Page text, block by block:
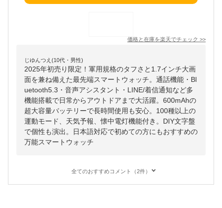
価格と在庫を楽天でチェック >>
じゆんつえ(10代・男性)
2025年初売り限定！軍用規格のタフさと1.7インチ大画
面を兼ね備えた最先端スマートウォッチ。通話機能・Bl
uetooth5.3・音声アシスタント・LINE/着信通知など多
機能搭載で日常からアウトドアまで大活躍。600mAhの
超大容量バッテリーで長時間使用も安心。100種以上の
運動モード、天気予報、懐中電灯機能付き。DIY文字盤
で個性も演出。日本語対応で初めての方にもおすすめの
万能スマートウォッチ
全てのおすすめコメント（2件）